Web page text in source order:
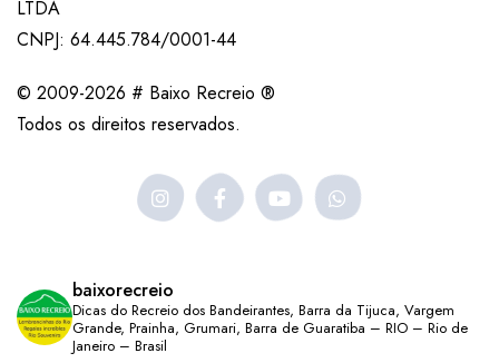
LTDA
CNPJ: 64.445.784/0001-44
© 2009-2026 # Baixo Recreio ®
Todos os direitos reservados.
baixorecreio
Dicas do Recreio dos Bandeirantes, Barra da Tijuca, Vargem
Grande, Prainha, Grumari, Barra de Guaratiba – RIO – Rio de
Janeiro – Brasil